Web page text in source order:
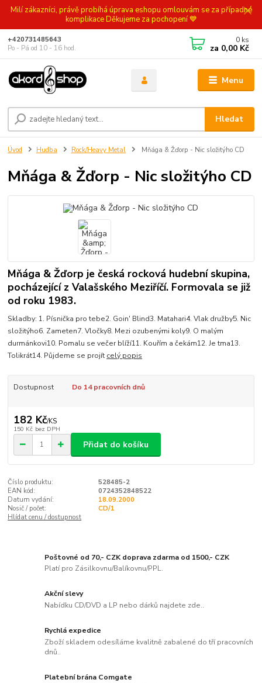
Milí zákazníci, právě probíhá úprava eshopu omlouvám se za případné
komplikace Děkujeme za pochopení 💙
Menu
Hledat
+420731485643
Po - Pá od 10 - 16 hod.
0 ks
za 0,00 Kč
Úvod Hudba Rock/Heavy Metal Mňága & Žďorp - Nic složitýho CD
Mňága & Žďorp - Nic složitýho CD
Mňága & Žďorp je česká rocková hudební skupina,
pocházející z Valašského Meziříčí. Formovala se již
od roku 1983.
Skladby: 1. Písnička pro tebe2. Goin' Blind3. Matahari4. Vlak družby5. Nic
složitýho6. Zameten7. Vločky8. Mezi ozubenými koly9. O malým
durmánkovi10. Pomalu se večer blíží11. Kouřím a čekám12. Je tma13.
Tolikrát14. Půjdeme se projít celý popis
Dostupnost Do 14 pracovních dnů
182 Kč/KS
150 Kč bez DPH
Přidat do košíku
Číslo produktu:
528485-2
EAN kód:
0724352848522
Datum vydání:
18.09.2000
Nosič / počet:
CD/1
Hlídat cenu / dostupnost
Poštovné od 70,- CZK doprava zdarma od 1500,- CZK
Platí pro Zásilkovnu/Balíkovnu/PPL.
Akční slevy
Nabídku CD/DVD a LP nebo dárků najdete zde..
Rychlá expedice
Zboží skladem odesíláme kvalitně zabalené do tří pracovních
dnů..
Platební brána Comgate